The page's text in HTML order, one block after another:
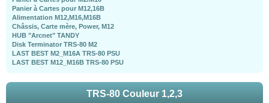
Panier à Cartes pour M12,16B
Alimentation M12,M16,M16B
Châssis, Carte mère, Power, M12
HUB "Arcnet" TANDY
Disk Terminator TRS-80 M2
LAST BEST M2_M16A TRS-80 PSU
LAST BEST M12_M16B TRS-80 PSU
TRS-80 Couleur 1,2,3